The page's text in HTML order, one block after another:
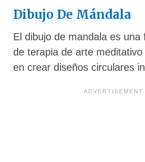
Dibujo De Mándala
El dibujo de mandala es una
de terapia de arte
en crear diseños circulares